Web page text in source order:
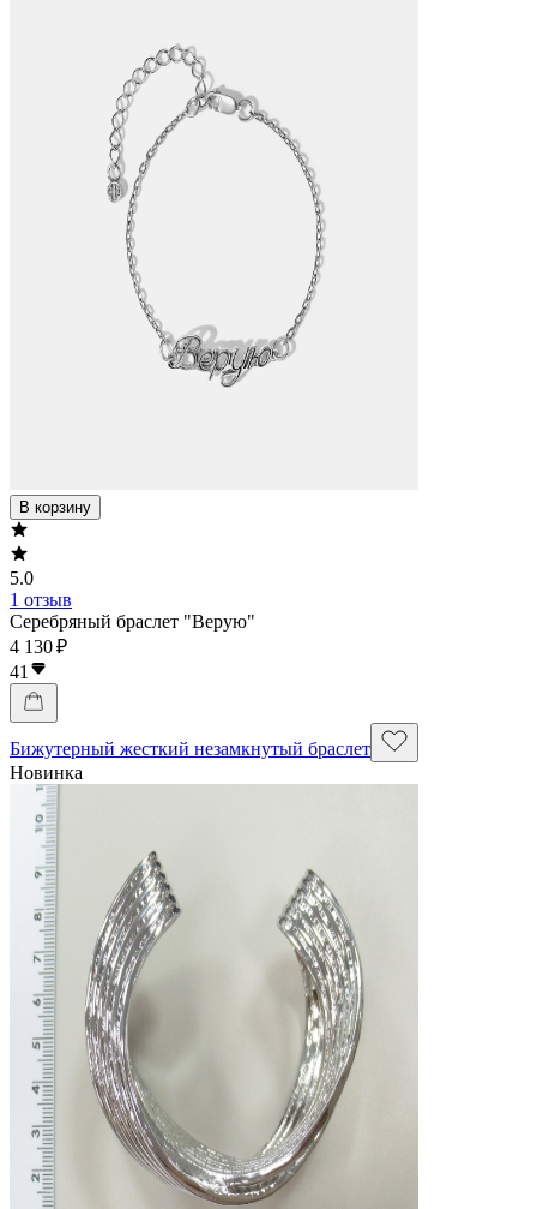
В корзину
5.0
1 отзыв
Серебряный браслет "Верую"
4 130 ₽
41
Бижутерный жесткий незамкнутый браслет
Новинка